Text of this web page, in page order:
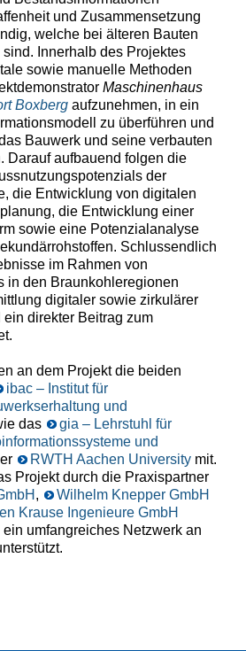
und Zusammensetzung
welche bei älteren Bauten
Innerhalb des Projektes
sowie manuelle Methoden
Maschinenhaus
Boxbergaufzunehmen, in ein
zu überführen und
Bauwerk und seine verbauten
Darauf aufbauend folgen die
der
die Entwicklung von digitalen
die Entwicklung einer
sowie eine Potenzialanalyse
Schlussendlich
im Rahmen von
in den Braunkohleregionen
digitaler sowie zirkulärer
direkter Beitrag zum
an dem Projekt die beiden
ibac – Institut für
und
das
gia – Lehrstuhl für
und
RWTH Aachen Universitymit.
Projekt durch die Praxispartner
,
Wilhelm Knepper GmbH
Krause Ingenieure GmbH
umfangreiches Netzwerk an